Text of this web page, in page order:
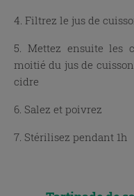
4. Filtrez le jus de
5. Mettez ensuite les
moitié du jus de
cidre
6. Salez et poivrez
7. Stérilisez pendant 1h